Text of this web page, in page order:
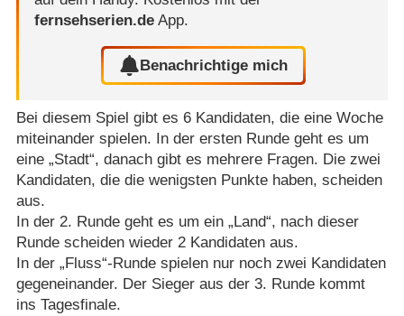
fernsehserien.deApp.
Benachrichtige mich
Bei diesem Spiel gibt es 6 Kandidaten, die eine Woche
miteinander spielen. In der ersten Runde geht es um
eine „Stadt“, danach gibt es mehrere Fragen. Die zwei
Kandidaten, die die wenigsten Punkte haben, scheiden
aus.
In der 2. Runde geht es um ein „Land“, nach dieser
Runde scheiden wieder 2 Kandidaten aus.
In der „Fluss“-Runde spielen nur noch zwei Kandidaten
gegeneinander. Der Sieger aus der 3. Runde kommt
ins Tagesfinale.